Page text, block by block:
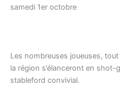
samedi 1er octobre
Les nombreuses joueuses,
la région s’élanceront en
stableford convivial.